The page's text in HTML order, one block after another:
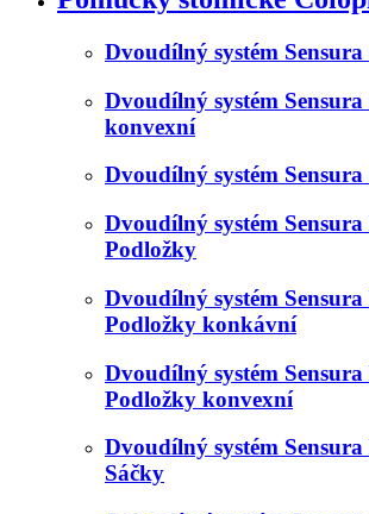
Dvoudílný systém
Dvoudílný systém
konvexní
Dvoudílný systém
Dvoudílný systém
Podložky
Dvoudílný systém
Podložky konkávní
Dvoudílný systém
Podložky konvexní
Dvoudílný systém
Sáčky